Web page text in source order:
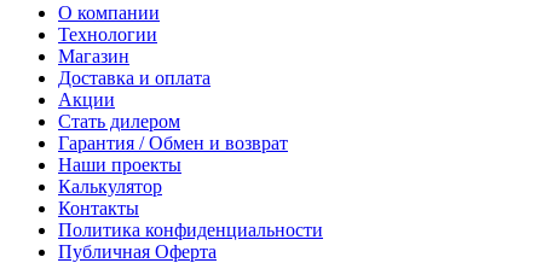
О компании
Технологии
Магазин
Доставка и оплата
Акции
Стать дилером
Гарантия / Обмен и возврат
Наши проекты
Калькулятор
Контакты
Политика конфиденциальности
Публичная Оферта